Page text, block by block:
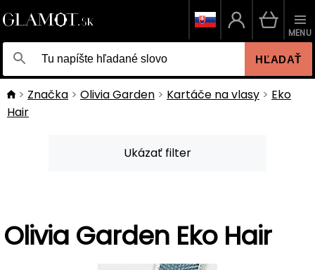
HĽADAŤ
MENU
Značka Olivia Garden Kartáče na vlasy
Eko
Hair
Ukázať filter
Olivia Garden Eko Hair